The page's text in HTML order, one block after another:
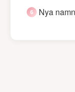
Nya